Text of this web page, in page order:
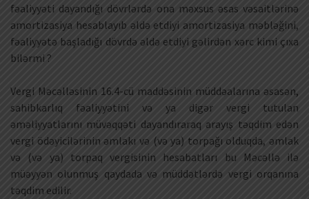
fəaliyyəti dayandığı dövrlərdə ona məxsus əsas vəsaitlərinə
amortizasiya hesablayıb əldə etdiyi amortizasiya məbləğini,
fəaliyyətə başladığı dövrdə əldə etdiyi gəlirdən xərc kimi çıxa
bilərmi ?
Vergi Məcəlləsinin 16.4-cü maddəsinin müddəalarına əsasən,
sahibkarlıq fəaliyyətini və ya digər vergi tutulan
əməliyyatlarını müvəqqəti dayandıraraq arayış təqdim edən
vergi ödəyicilərinin əmlakı və (və ya) torpağı olduqda, əmlak
və (və ya) torpaq vergisinin hesabatları bu Məcəllə ilə
müəyyən olunmuş qaydada və müddətlərdə vergi orqanına
təqdim edilir.